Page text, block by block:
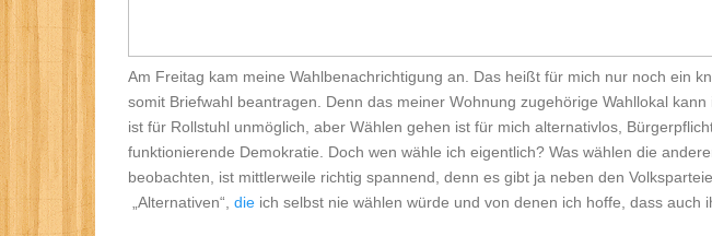
Am Freitag kam meine Wahlbenachrichtigung an. Das heißt für mich nur noch ein
somit Briefwahl beantragen. Denn das meiner Wohnung zugehörige Wahllokal
ist für Rollstuhl unmöglich, aber Wählen gehen ist für mich alternativlos,
funktionierende Demokratie. Doch wen wähle ich eigentlich? Was wählen die
beobachten, ist mittlerweile richtig spannend, denn es gibt ja neben den
„Alternativen“, die ich selbst nie wählen würde und von denen ich hoffe, dass auch